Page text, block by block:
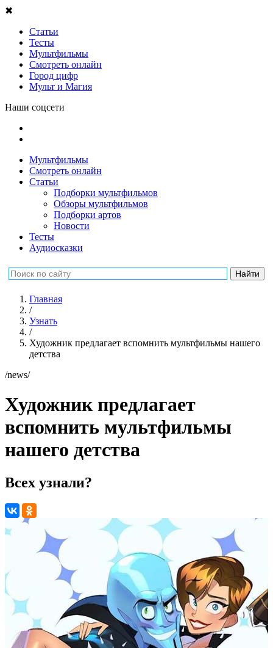
✖
Статьи
Тесты
Мультфильмы
Смотреть онлайн
Город цифр
Мульт и Магия
Наши соцсети
Мультфильмы
Смотреть онлайн
Статьи
Подборки мультфильмов
Обзоры мультфильмов
Подборки артов
Новости
Тесты
Аудиосказки
Главная
/
Узнать
/
Художник предлагает вспомнить мультфильмы нашего
детства
/news/
Художник предлагает
вспомнить мультфильмы
нашего детства
Всех узнали?